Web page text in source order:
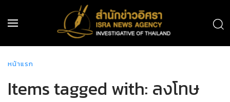
หน้าแรก
Items tagged with: ลงโทษ